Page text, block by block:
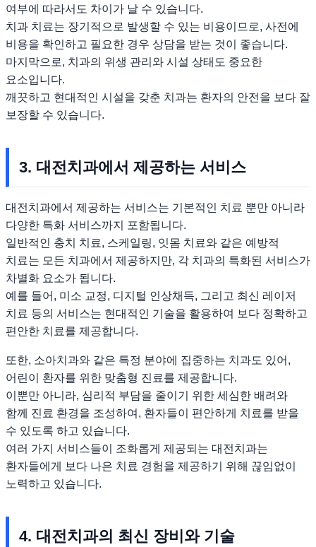
여부에 따라서도 차이가 날 수 있습니다.
치과 치료는 장기적으로 발생할 수 있는 비용이므로, 사전에
비용을 확인하고 필요한 경우 상담을 받는 것이 좋습니다.
마지막으로, 치과의 위생 관리와 시설 상태도 중요한
요소입니다.
깨끗하고 현대적인 시설을 갖춘 치과는 환자의 안전을 보다 잘
보장할 수 있습니다.
3. 대전치과에서 제공하는 서비스
대전치과에서 제공하는 서비스는 기본적인 치료 뿐만 아니라
다양한 특화 서비스까지 포함됩니다.
일반적인 충치 치료, 스케일링, 잇몸 치료와 같은 예방적
치료는 모든 치과에서 제공하지만, 각 치과의 특화된 서비스가
차별화 요소가 됩니다.
예를 들어, 미소 교정, 디지털 인상채득, 그리고 최신 레이저
치료 등의 서비스는 현대적인 기술을 활용하여 보다 정확하고
편안한 치료를 제공합니다.
또한, 소아치과와 같은 특정 분야에 집중하는 치과도 있어,
어린이 환자를 위한 맞춤형 진료를 제공합니다.
이뿐만 아니라, 심리적 부담을 줄이기 위한 세심한 배려와
함께 진료 환경을 조성하여, 환자들이 편안하게 치료를 받을
수 있도록 하고 있습니다.
여러 가지 서비스들이 조화롭게 제공되는 대전치과는
환자들에게 보다 나은 치료 경험을 제공하기 위해 끊임없이
노력하고 있습니다.
4. 대전치과의 최신 장비와 기술